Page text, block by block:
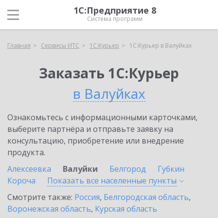
1С:Предприятие 8
Система программ
Главная Сервисы ИТС 1С:Курьер 1С:Курьер в Валуйках
Заказать 1С:Курьер
в Валуйках
Ознакомьтесь с информационными карточками,
выберите партнёра и отправьте заявку на
консультацию, приобретение или внедрение
продукта.
Алексеевка
Валуйки Белгород
Губкин
Короча
Показать все населенные пункты
Смотрите также: Россия, Белгородская область,
Воронежская область, Курская область